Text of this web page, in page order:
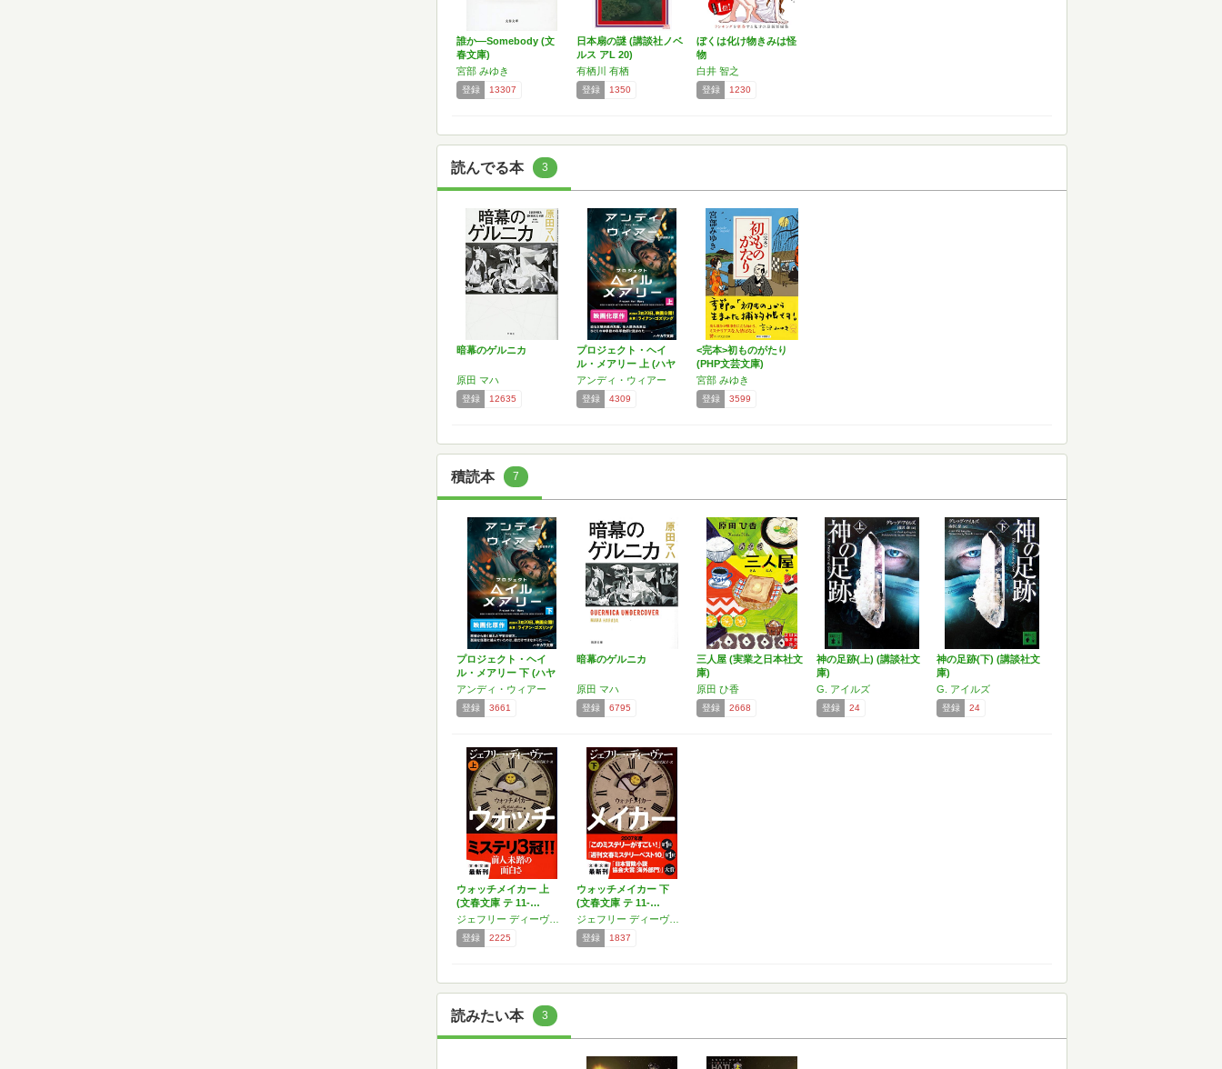
誰か―Somebody (文
春文庫)
宮部 みゆき
登録 13307
日本扇の謎 (講談社ノベ
ルス アL 20)
有栖川 有栖
登録 1350
ぼくは化け物きみは怪
物
白井 智之
登録 1230
読んでる本 3
暗幕のゲルニカ
原田 マハ
登録 12635
プロジェクト・ヘイ
ル・メアリー 上 (ハヤ
カ…
アンディ・ウィアー
登録 4309
<完本>初ものがたり
(PHP文芸文庫)
宮部 みゆき
登録 3599
積読本 7
プロジェクト・ヘイ
ル・メアリー 下 (ハヤ
カ…
アンディ・ウィアー
登録 3661
暗幕のゲルニカ
原田 マハ
登録 6795
三人屋 (実業之日本社文
庫)
原田 ひ香
登録 2668
神の足跡(上) (講談社文
庫)
G. アイルズ
登録 24
神の足跡(下) (講談社文
庫)
G. アイルズ
登録 24
ウォッチメイカー 上
(文春文庫 テ 11-…
ジェフリー ディーヴァー
登録 2225
ウォッチメイカー 下
(文春文庫 テ 11-…
ジェフリー ディーヴァー
登録 1837
読みたい本 3